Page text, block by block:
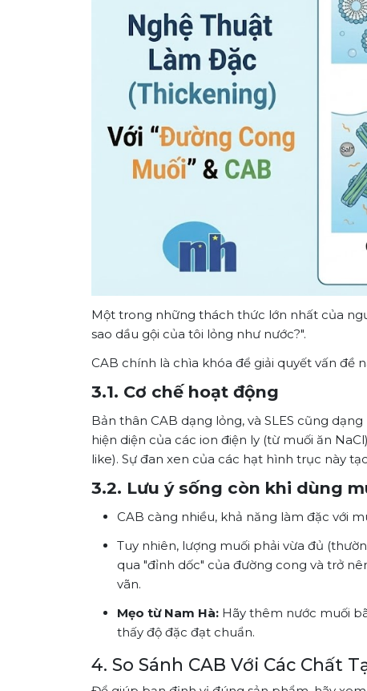
Một trong những thách thức lớn nhất của
sao dầu gội của tôi lỏng như nước?".
CAB chính là chìa khóa để giải quyết vấn đề
3.1. Cơ chế hoạt động
Bản thân CAB dạng lỏng, và SLES cũng
hiện diện của các ion điện ly (từ muối ăn
like). Sự đan xen của các hạt hình trục này
3.2. Lưu ý sống còn khi dùng
CAB càng nhiều, khả năng làm đặc với
Tuy nhiên, lượng muối phải vừa đủ
qua "đỉnh dốc" của đường cong và trở
vãn.
Mẹo từ Nam Hà: Hãy thêm nước muối
thấy độ đặc đạt chuẩn.
4. So Sánh CAB Với Các Chất